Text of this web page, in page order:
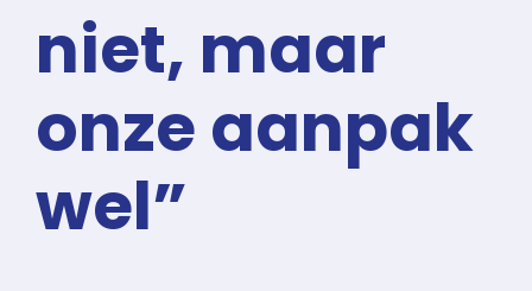
niet, maar
onze aanpak
wel”